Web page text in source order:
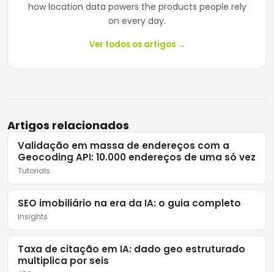
how location data powers the products people rely
on every day.
Ver todos os artigos→
Artigos relacionados
Validação em massa de endereços com a
Geocoding API: 10.000 endereços de uma só vez
Tutorials
SEO imobiliário na era da IA: o guia completo
Insights
Taxa de citação em IA: dado geo estruturado
multiplica por seis